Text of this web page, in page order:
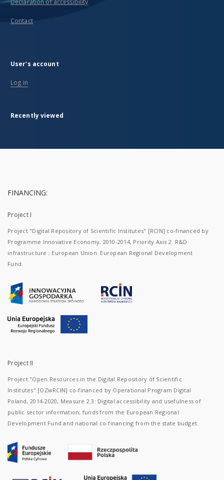
Declaration of accessibility
Contact
User's account
Log in
Recently viewed
FINANCING:
Project I
Project "Digital Repository of Scientific Institutes" [RCIN] co-financed by
Programme Innovative Economy, 2010-2014, Priority Axis 2. R&D
infrastructure ; European Union. European Regional Development
Fund.
Project II
Project "Open Resources in the Digital Repository of Scientific
Institutes" [OZwRCIN] co-financed by Operational Program Digital
Poland, 2014-2020, Measure 2.3: Digital accessibility and usefulness of
public sector information; funds from the European Regional
Development Fund and national co-financing from the state budget.